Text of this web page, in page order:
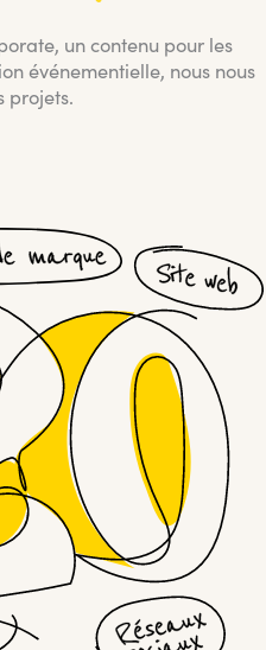
un contenu pour les
événementielle, nous nous
projets.